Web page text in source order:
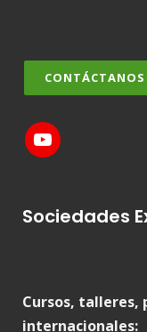
CONTÁCTANOS
Sociedades
Cursos, talleres,
internacionales: